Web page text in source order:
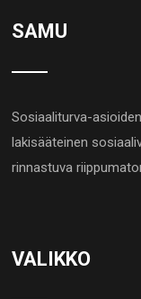
SAMU
Sosiaaliturva-
lakisääteinen
rinnastuva
VALIKKO